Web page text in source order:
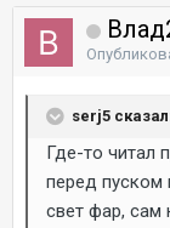
serj5
Где-то читал
перед пуском
свет фар, сам